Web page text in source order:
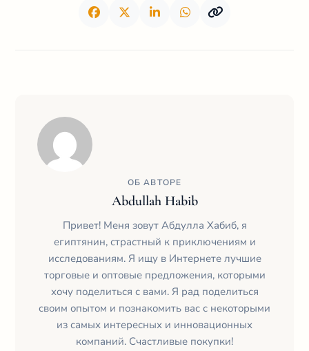
ОБ АВТОРЕ
Abdullah Habib
Привет! Меня зовут Абдулла Хабиб, я
египтянин, страстный к приключениям и
исследованиям. Я ищу в Интернете лучшие
торговые и оптовые предложения, которыми
хочу поделиться с вами. Я рад поделиться
своим опытом и познакомить вас с некоторыми
из самых интересных и инновационных
компаний. Счастливые покупки!